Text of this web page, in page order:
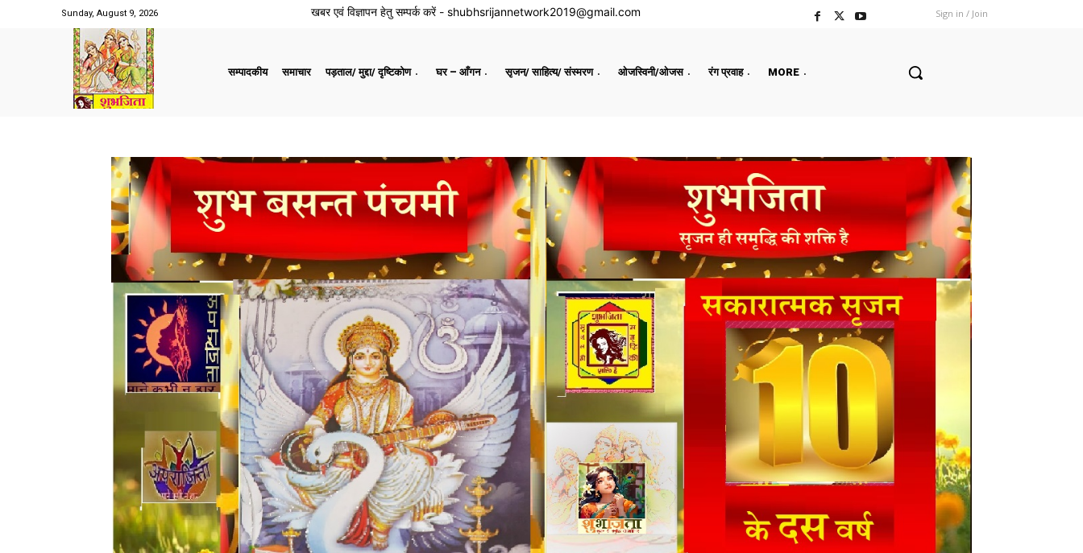
Sunday, August 9, 2026 खबर एवं विज्ञापन हेतु सम्पर्क करें - shubhsrijannetwork2019@gmail.com Sign in / Join
सम्पादकीय समाचार पड़ताल/ मुद्दा/ दृष्टिकोण घर – आँगन सृजन/ साहित्य/ संस्मरण ओजस्विनी/ओजस रंग प्रवाह MORE